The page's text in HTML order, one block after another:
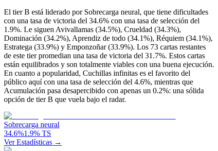
El tier B está liderado por Sobrecarga neural, que tiene dificultades
con una tasa de victoria del 34.6% con una tasa de selección del
1.9%. Le siguen Avivallamas (34.5%), Crueldad (34.3%),
Dominación (34.2%), Aprendiz de todo (34.1%), Réquiem (34.1%),
Estratega (33.9%) y Emponzoñar (33.9%). Los 73 cartas restantes
de este tier promedian una tasa de victoria del 31.7%. Estos cartas
están equilibrados y son totalmente viables con una buena ejecución.
En cuanto a popularidad, Cuchillas infinitas es el favorito del
público aquí con una tasa de selección del 4.6%, mientras que
Acumulación pasa desapercibido con apenas un 0.2%: una sólida
opción de tier B que vuela bajo el radar.
Sobrecarga neural
34.6%1.9% TS
Ver Estadísticas →